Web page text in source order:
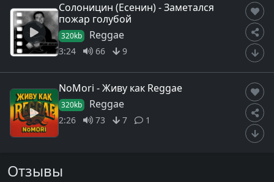
Солоницин (Есенин) - Заметался
пожар голубой
320kb Reggae
3:24 66 9
NoMori - Живу как Reggae
320kb Reggae
2:26 73 7 1
Отзывы